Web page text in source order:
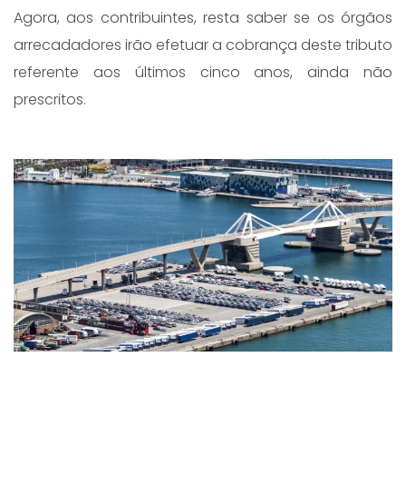
Agora, aos contribuintes, resta saber se os órgãos
arrecadadores irão efetuar a cobrança deste tributo
referente aos últimos cinco anos, ainda não
prescritos.